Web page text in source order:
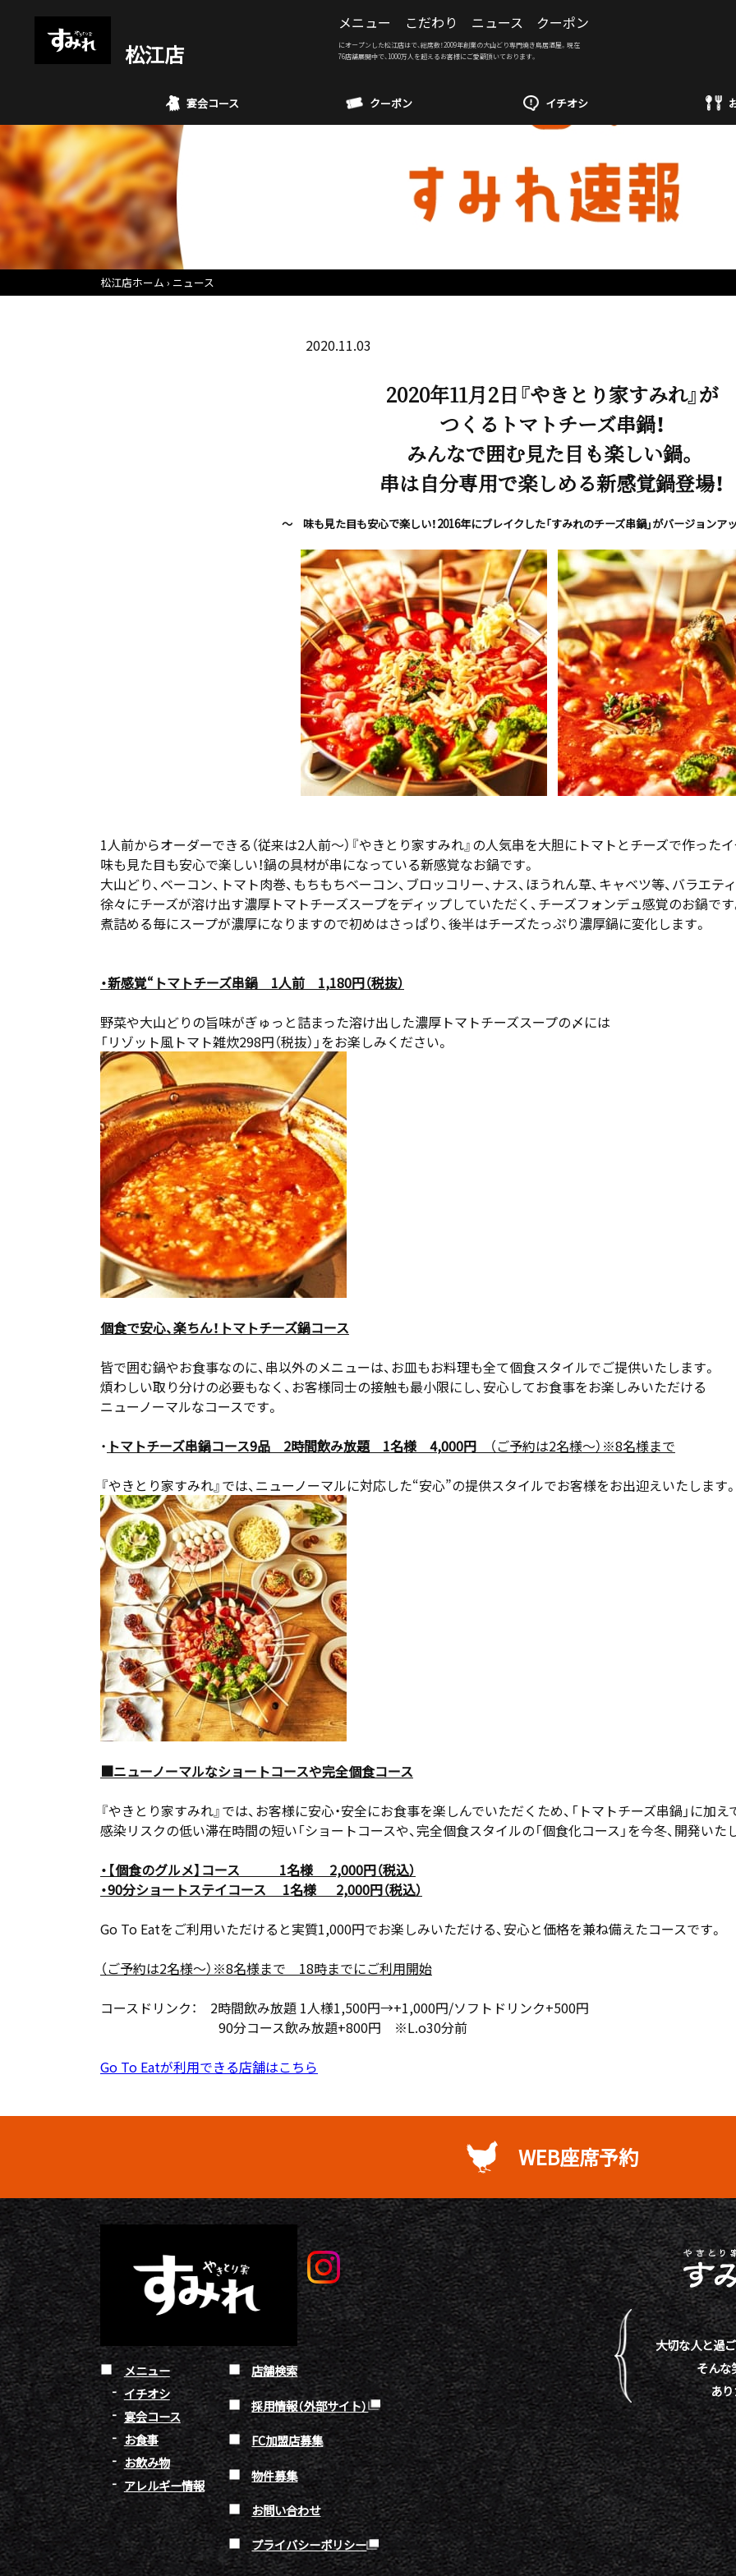
松江店
メニュー こだわり ニュース クーポン
にオープンした松江店はで、総席数！2009年創業の大山どり専門焼き鳥居酒屋。現在
76店舗展開中で、1000万人を超えるお客様にご愛顧頂いております。
宴会コース クーポン イチオシ
松江店ホーム ニュース
2020.11.03
2020年11月2日『やきとり家すみれ』が
つくるトマトチーズ串鍋！
みんなで囲む見た目も楽しい鍋。
串は自分専用で楽しめる新感覚鍋登場！
～ 味も見た目も安心で楽しい！2016年にブレイクした「すみれのチーズ串鍋」がバージョン
1人前からオーダーできる（従来は2人前～）『やきとり家すみれ』の人気串を大胆にトマトとチーズで作った
味も見た目も安心で楽しい！鍋の具材が串になっている新感覚なお鍋です。
大山どり、ベーコン、トマト肉巻、もちもちベーコン、ブロッコリー、ナス、ほうれん草、キャベツ等、バラエ
徐々にチーズが溶け出す濃厚トマトチーズスープをディップしていただく、チーズフォンデュ感覚のお鍋です
煮詰める毎にスープが濃厚になりますので初めはさっぱり、後半はチーズたっぷり濃厚鍋に変化します。
・新感覚“トマトチーズ串鍋 1人前 1,180円（税抜）
野菜や大山どりの旨味がぎゅっと詰まった溶け出した濃厚トマトチーズスープの〆には
「リゾット風トマト雑炊298円（税抜）」をお楽しみください。
個食で安心、楽ちん！トマトチーズ鍋コース
皆で囲む鍋やお食事なのに、串以外のメニューは、お皿もお料理も全て個食スタイルでご提供いたします。
煩わしい取り分けの必要もなく、お客様同士の接触も最小限にし、安心してお食事をお楽しみいただける
ニューノーマルなコースです。
・ トマトチーズ串鍋コース9品 2時間飲み放題 1名様 4,000円
（ご予約は2名様～）※8名様まで
『やきとり家すみれ』では、ニューノーマルに対応した“安心”の提供スタイルでお客様をお出迎えいたします。
■ニューノーマルなショートコースや完全個食コース
『やきとり家すみれ』では、お客様に安心・安全にお食事を楽しんでいただくため、「トマトチーズ串鍋」に加え
感染リスクの低い滞在時間の短い「ショートコースや、完全個食スタイルの「個食化コース」を今冬、開発いた
・ 【個食のグルメ】 コース 1名様 2,000円（税込）
・90分ショートステイコース 1名様 2,000円（税込）
Go To Eatをご利用いただけると実質1,000円でお楽しみいただける、安心と価格を兼ね備えたコースです。
（ご予約は2名様～）※8名様まで 18時までにご利用開始
コースドリンク： 2時間飲み放題 1人様1,500円→+1,000円/ソフトドリンク+500円
90分コース飲み放題+800円 ※L.o30分前
Go To Eatが利用できる店舗はこちら
WEB座席予約
メニュー
イチオシ
宴会コース
お食事
お飲み物
アレルギー情報
店舗検索
採用情報（外部サイト）
FC加盟店募集
物件募集
お問い合わせ
プライバシーポリシー
大切な人と過ご
そんな
あ